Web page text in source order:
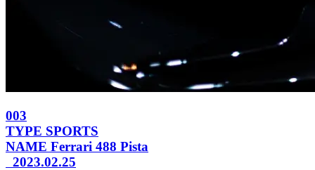
003
TYPE SPORTS
NAME Ferrari 488 Pista
2023.02.25